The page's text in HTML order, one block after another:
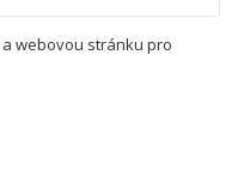
webovou stránku pro